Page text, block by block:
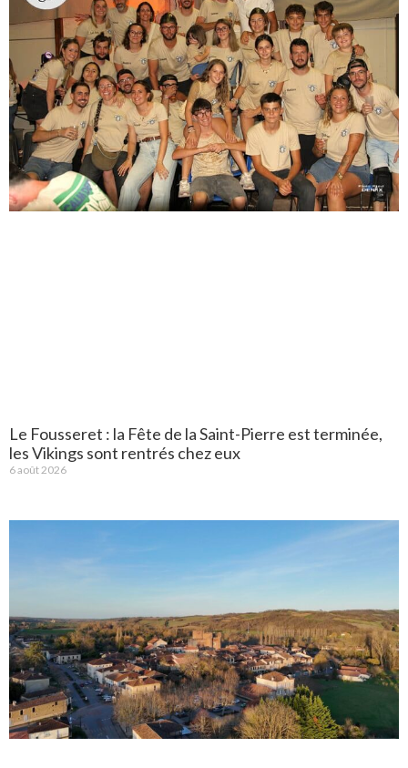
Le Fousseret : la Fête de la Saint-Pierre est terminée,
les Vikings sont rentrés chez eux
6 août 2026